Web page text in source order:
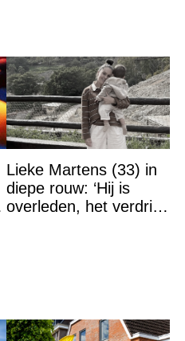
Lieke Martens (33) in
diepe rouw: ‘Hij is
overleden, het verdriet